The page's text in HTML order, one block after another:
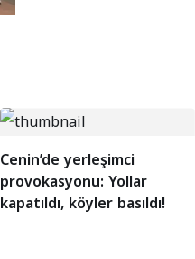
Cenin’de yerleşimci
provokasyonu: Yollar
kapatıldı, köyler basıldı!